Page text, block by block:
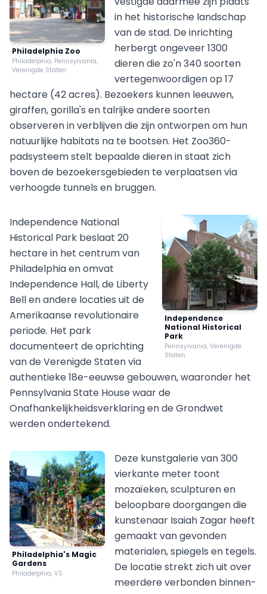
Philadelphia Zoo
Philadelphia, Pennsylvania,
Verenigde Staten
in het historische landschap
van de stad. De inrichting
herbergt ongeveer 1300
dieren die zo'n 340 soorten
vertegenwoordigen op 17
hectare (42 acres). Bezoekers kunnen leeuwen,
giraffen, gorilla's en talrijke andere soorten
observeren in verblijven die zijn ontworpen om hun
natuurlijke habitats na te bootsen. Het Zoo360-
padsysteem stelt bepaalde dieren in staat zich
boven de bezoekersgebieden te verplaatsen via
verhoogde tunnels en bruggen.
Independence
National Historical
Park
Pennsylvania, Verenigde
Staten
Independence National
Historical Park beslaat 20
hectare in het centrum van
Philadelphia en omvat
Independence Hall, de Liberty
Bell en andere locaties uit de
Amerikaanse revolutionaire
periode. Het park
documenteert de oprichting
van de Verenigde Staten via
authentieke 18e-eeuwse gebouwen, waaronder het
Pennsylvania State House waar de
Onafhankelijkheidsverklaring en de Grondwet
werden ondertekend.
Philadelphia's Magic
Gardens
Philadelphia, VS
Deze kunstgalerie van 300
vierkante meter toont
mozaïeken, sculpturen en
beloopbare doorgangen die
kunstenaar Isaiah Zagar heeft
gemaakt van gevonden
materialen, spiegels en tegels.
De locatie strekt zich uit over
meerdere verbonden binnen-